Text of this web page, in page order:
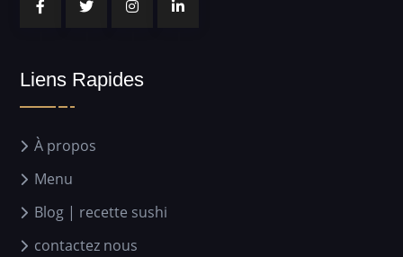
Liens Rapides
À propos
Menu
Blog | recette sushi
contactez nous